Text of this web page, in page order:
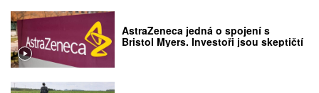
AstraZeneca jedná o spojení s
Bristol Myers. Investoři jsou skeptičtí